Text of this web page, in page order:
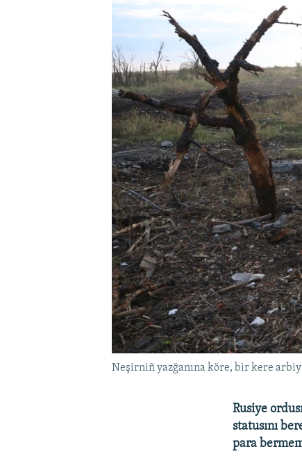
Neşirniñ yazğanına köre, bir kere
Rusiye
statusını
para